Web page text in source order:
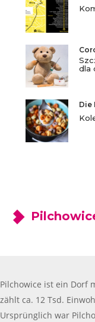
dla
Die
Pilchowice ist ein Dorf
zählt ca. 12 Tsd.
Ursprünglich war